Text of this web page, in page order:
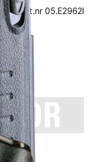
Vårt art.nr 05.E2962I